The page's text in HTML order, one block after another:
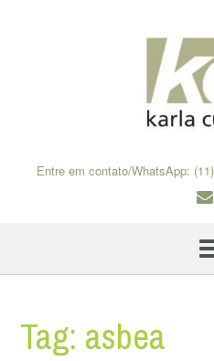
Entre em contato/WhatsApp:
Tag: asbea